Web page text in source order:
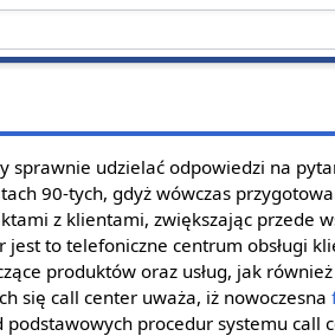
sprawnie udzielać odpowiedzi na
90-tych, gdyż wówczas
z klientami, zwiększając przede
to telefoniczne centrum obsługi
produktów oraz usług, jak
się call center uważa, iż nowoczesna
podstawowych procedur systemu call